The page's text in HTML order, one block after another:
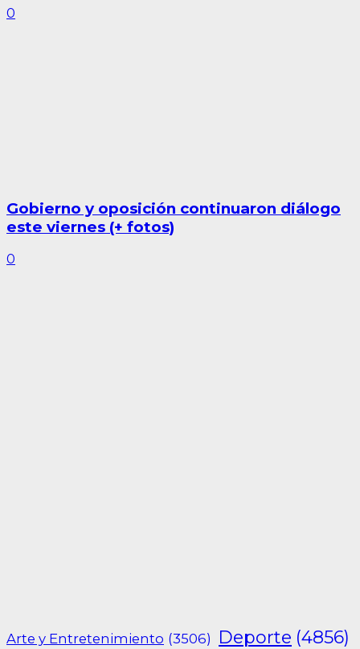
0
Gobierno y oposición continuaron diálogo
este viernes (+ fotos)
0
Arte y Entretenimiento (3506) Deporte (4856)